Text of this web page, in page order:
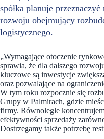
spółka planuje
rozwoju obejmujący
logistycznego.
„Wymagające otoczenie
sprawia, że dla dalszego
kluczowe są inwestycje
oraz pozwalające na
W tym roku rozpocznie się
Grupy w Palmirach, gdzie
firmy. Równolegle
efektywności sprzedaży
Dostrzegamy także potrzebę